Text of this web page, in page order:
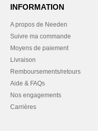
INFORMATION
A propos de Needen
Suivre ma commande
Moyens de paiement
Livraison
Remboursements/retours
Aide & FAQs
Nos engagements
Carrières